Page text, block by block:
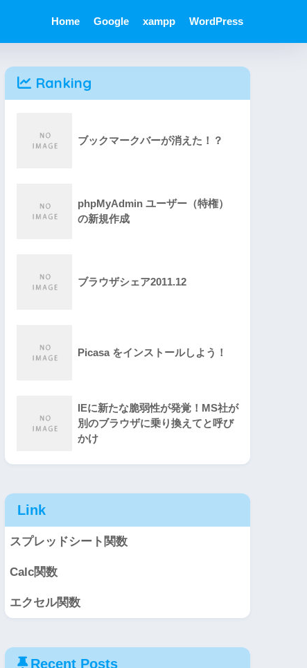
Home Google xampp WordPress
Ranking
ブックマークバーが消えた！？
phpMyAdmin ユーザー（特権）
の新規作成
ブラウザシェア2011.12
Picasa をインストールしよう！
IEに新たな脆弱性が発覚！MS社が
別のブラウザに乗り換えてと呼び
かけ
Link
スプレッドシート関数
Calc関数
エクセル関数
Recent Posts